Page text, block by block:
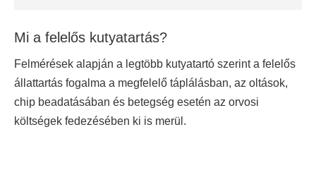
Mi a felelős kutyatartás?
Felmérések alapján a legtöbb kutyatartó szerint a felelős
állattartás fogalma a megfelelő táplálásban, az oltások,
chip beadatásában és betegség esetén az orvosi
költségek fedezésében ki is merül.